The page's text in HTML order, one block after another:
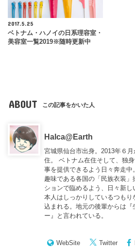
2017.5.25
ベトナム・ハノイの日系理容室・
美容室一覧2019※随時更新中
ABOUT この記事をかいた人
Halca@Earth
宮城県仙台市出身。2013年６
住。 ベトナム在住そして、独
事を提供できるよう日々奔走中
趣味である各国の「民族衣装
ションで臨めるよう、日々新し
本人はしっかりしているつもり
込まれる。地元の後輩からは『
ー 』と言われている。
WebSite Twitter